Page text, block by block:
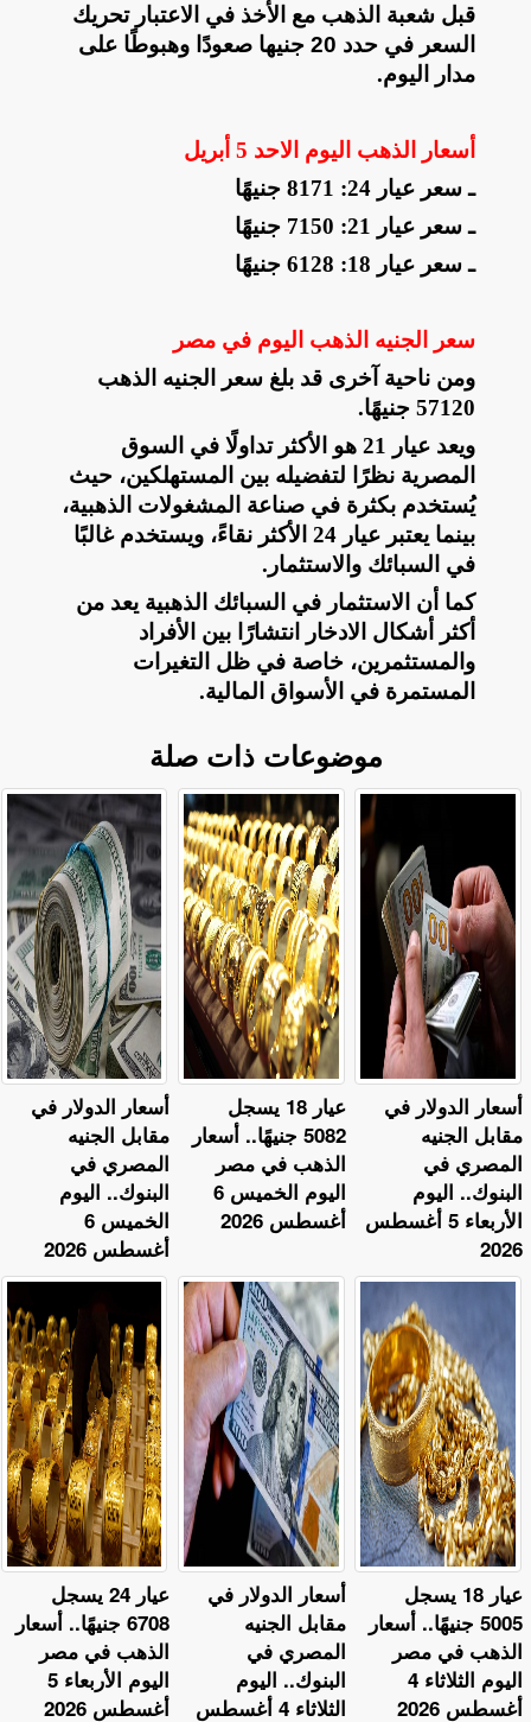
قبل شعبة الذهب مع الأخذ في الاعتبار تحريك
السعر في حدد 20 جنيها صعودًا وهبوطًا على
مدار اليوم.
أسعار الذهب اليوم الاحد 5 أبريل
ـ سعر عيار 24: 8171 جنيهًا
ـ سعر عيار 21: 7150 جنيهًا
ـ سعر عيار 18: 6128 جنيهًا
سعر الجنيه الذهب اليوم في مصر
ومن ناحية آخرى قد بلغ سعر الجنيه الذهب
57120 جنيهًا
.
ويعد عيار 21 هو الأكثر تداولًا في السوق
المصرية نظرًا لتفضيله بين المستهلكين، حيث
يُستخدم بكثرة في صناعة المشغولات الذهبية،
بينما يعتبر عيار 24 الأكثر نقاءً، ويستخدم غالبًا
في السبائك والاستثمار .
كما أن الاستثمار في السبائك الذهبية يعد من
أكثر أشكال الادخار انتشارًا بين الأفراد
والمستثمرين، خاصة في ظل التغيرات
المستمرة في الأسواق المالية.
موضوعات ذات صلة
أسعار الدولار في
مقابل الجنيه
المصري في
البنوك.. اليوم
الخميس 6
أغسطس 2026
عيار 18 يسجل
5082 جنيهًا.. أسعار
الذهب في مصر
اليوم الخميس 6
أغسطس 2026
أسعار الدولار في
مقابل الجنيه
المصري في
البنوك.. اليوم
الأربعاء 5 أغسطس
2026
عيار 24 يسجل
6708 جنيهًا.. أسعار
الذهب في مصر
اليوم الأربعاء 5
أغسطس 2026
أسعار الدولار في
مقابل الجنيه
المصري في
البنوك.. اليوم
الثلاثاء 4 أغسطس
عيار 18 يسجل
5005 جنيهًا.. أسعار
الذهب في مصر
اليوم الثلاثاء 4
أغسطس 2026